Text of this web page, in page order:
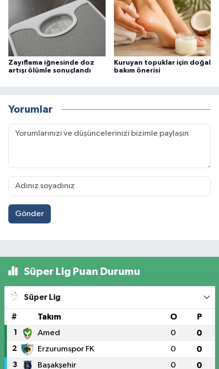
Zayıflama iğnesinde doz
artışı ölümle sonuçlandı
Kuruyan topuklar için doğal
bakım önerisi
Yorumlar
Gönder
Süper Lig Puan Durumu
Süper Lig
# Takım O P
1 Amed 0 0
2 Erzurumspor FK 0 0
3 Başakşehir 0 0